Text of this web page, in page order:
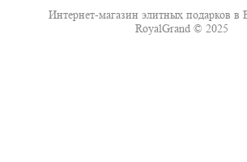
Интернет-магазин элитных подарков в
RoyalGrand © 2025